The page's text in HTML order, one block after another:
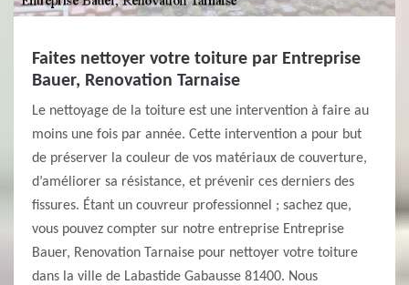
Faites nettoyer votre toiture par Entreprise
Bauer, Renovation Tarnaise
Le nettoyage de la toiture est une intervention à faire au
moins une fois par année. Cette intervention a pour but
de préserver la couleur de vos matériaux de couverture,
d’améliorer sa résistance, et prévenir ces derniers des
fissures. Étant un couvreur professionnel ; sachez que,
vous pouvez compter sur notre entreprise Entreprise
Bauer, Renovation Tarnaise pour nettoyer votre toiture
dans la ville de Labastide Gabausse 81400. Nous